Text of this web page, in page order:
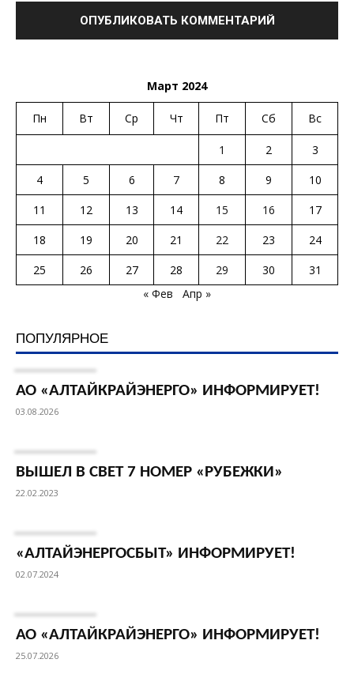
Март 2024
Пн Вт Ср Чт Пт Сб Вс
1 2
3
4
5 6 7 8 9
10
11
12 13 14 15 16
17
18
19 20 21 22 23
24
25
26 27 28 29 30
31
« Фев
Апр »
ПОПУЛЯРНОЕ
АО «АЛТАЙКРАЙЭНЕРГО» ИНФОРМИРУЕТ!
03.08.2026
ВЫШЕЛ В СВЕТ 7 НОМЕР «РУБЕЖКИ»
22.02.2023
«АЛТАЙЭНЕРГОСБЫТ» ИНФОРМИРУЕТ!
02.07.2024
АО «АЛТАЙКРАЙЭНЕРГО» ИНФОРМИРУЕТ!
25.07.2026